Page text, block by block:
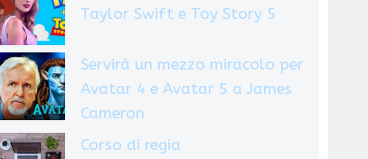
Taylor Swift e Toy Story 5
Servirà un mezzo miracolo per
Avatar 4 e Avatar 5 a James
Cameron
Corso di regia